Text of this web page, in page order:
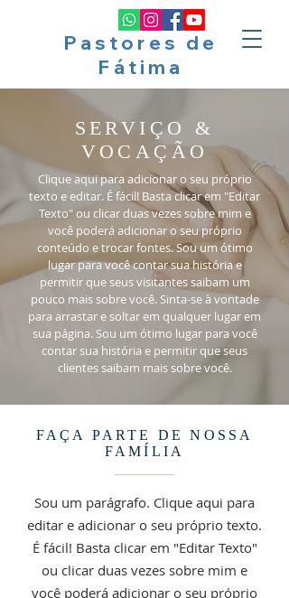
Pastores de
Fátima
SERVIÇO &
VOCAÇÃO
Clique aqui para adicionar o seu próprio
texto e editar. É fácil! Basta clicar em "Editar
Texto" ou clicar duas vezes sobre mim e
você poderá adicionar o seu próprio
conteúdo e trocar fontes. Sou um ótimo
lugar para você contar sua história e
permitir que seus visitantes saibam um
pouco mais sobre você. Sinta-se à vontade
para arrastar e soltar em qualquer lugar em
sua página. Sou um ótimo lugar para você
contar sua história e permitir que seus
clientes saibam mais sobre você.
FAÇA PARTE DE NOSSA
FAMÍLIA
Sou um parágrafo. Clique aqui para
editar e adicionar o seu próprio texto.
É fácil! Basta clicar em "Editar Texto"
ou clicar duas vezes sobre mim e
você poderá adicionar o seu próprio